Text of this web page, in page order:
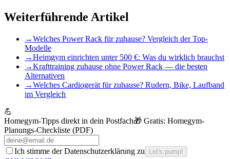
Weiterführende Artikel
→Welches Power Rack für zuhause? Vergleich der Top-
Modelle
→Heimgym einrichten unter 500 €: Was du wirklich brauchst
→Krafttraining zuhause ohne Power Rack — die besten
Alternativen
→Welches Cardiogerät für zuhause? Rudern, Bike, Laufband
im Vergleich
💪
Homegym-Tipps direkt in dein Postfach🎁 Gratis: Homegym-
Planungs-Checkliste (PDF)
Ich stimme der Datenschutzerklärung zu Let's pump!